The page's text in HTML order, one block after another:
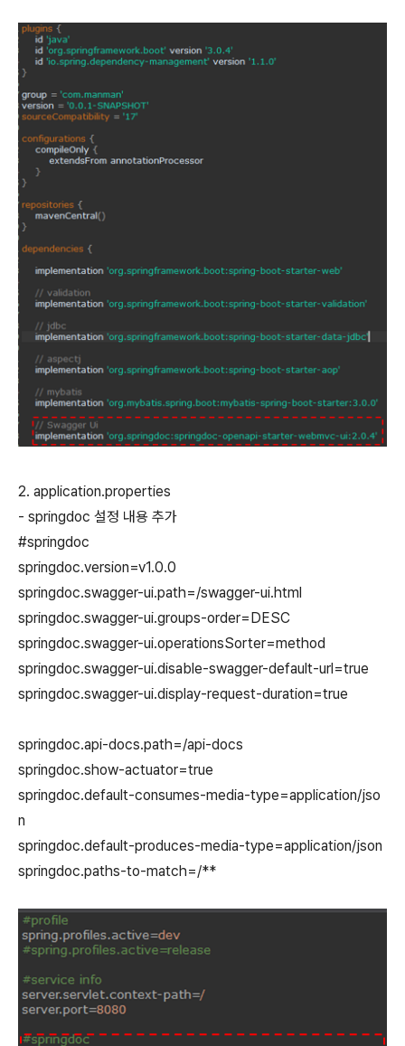
2. application.properties
- springdoc 설정 내용 추가
#springdoc
springdoc.version=v1.0.0
springdoc.swagger-ui.path=/swagger-ui.html
springdoc.swagger-ui.groups-order=DESC
springdoc.swagger-ui.operationsSorter=method
springdoc.swagger-ui.disable-swagger-default-url=true
springdoc.swagger-ui.display-request-duration=true
springdoc.api-docs.path=/api-docs
springdoc.show-actuator=true
springdoc.default-consumes-media-type=application/jso
n
springdoc.default-produces-media-type=application/json
springdoc.paths-to-match=/**